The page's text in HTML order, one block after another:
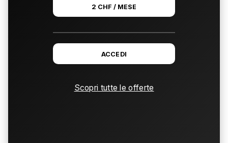
2 CHF / MESE
ACCEDI
Scopri tutte le offerte